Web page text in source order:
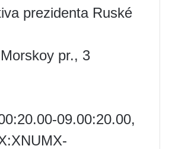
prezidenta Ruské
pr., 3
09.00:20.00,